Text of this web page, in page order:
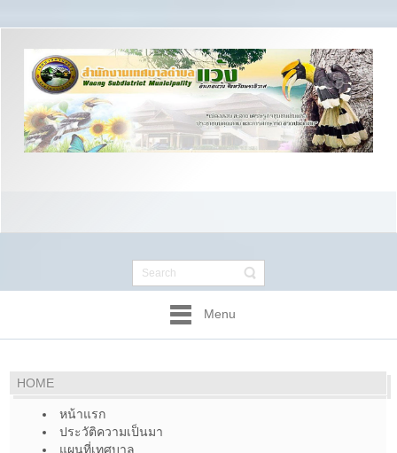
Menu
HOME
หน้าแรก
ประวัติความเป็นมา
แผนที่เทศบาล